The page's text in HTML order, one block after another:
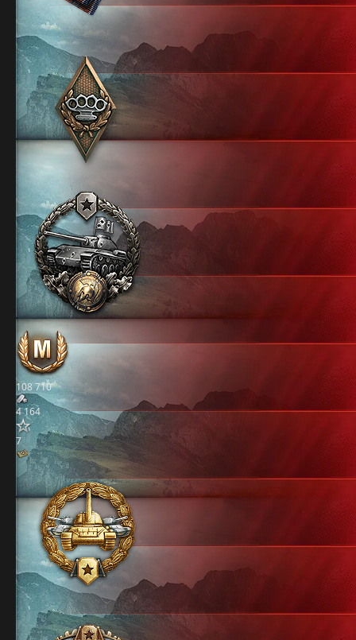
108 710
4 164
7